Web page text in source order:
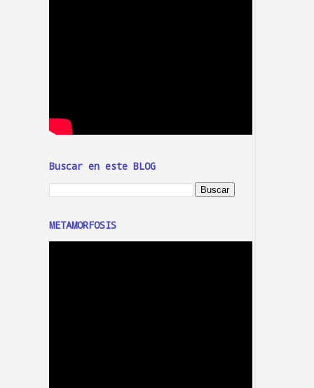
Buscar en este BLOG
METAMORFOSIS